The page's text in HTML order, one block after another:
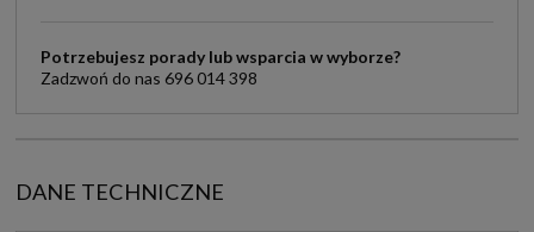
Potrzebujesz porady lub wsparcia w wyborze?
Zadzwoń do nas 696 014 398
DANE TECHNICZNE